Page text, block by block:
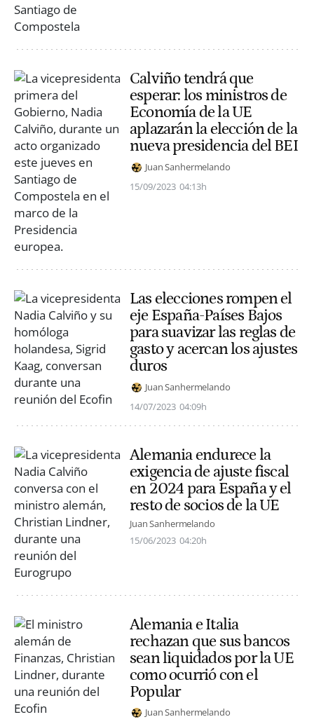
Calviño tendrá que
esperar: los ministros de
Economía de la UE
aplazarán la elección de la
nueva presidencia del BEI
Juan Sanhermelando
15/09/2023 04:13h
Las elecciones rompen el
eje España-Países Bajos
para suavizar las reglas de
gasto y acercan los ajustes
duros
Juan Sanhermelando
14/07/2023 04:09h
Alemania endurece la
exigencia de ajuste fiscal
en 2024 para España y el
resto de socios de la UE
Juan Sanhermelando
15/06/2023 04:20h
Alemania e Italia
rechazan que sus bancos
sean liquidados por la UE
como ocurrió con el
Popular
Juan Sanhermelando